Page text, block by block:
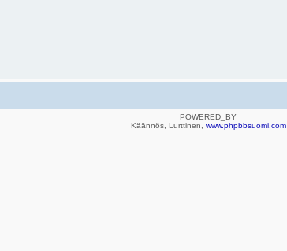
POWERED_BY
Käännös, Lurttinen, www.phpbbsuomi.com